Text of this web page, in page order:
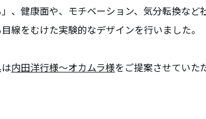
無料相談・お問い合わせ
、健康面や、モチベーション、気分転換など
線をむけた実験的なデザインを行いました。
内田洋行様～オカムラ様をご提案させていた